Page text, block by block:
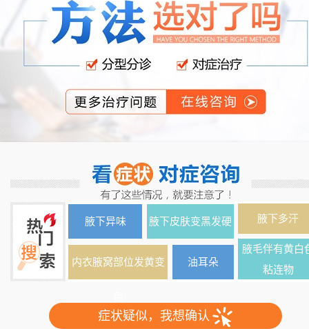
腋下异味 腋下皮肤变黑发硬 腋下多汗
内衣腋窝部位发黄变 油耳朵
腋毛伴有黄白
粘连物
症状疑似，我想确认